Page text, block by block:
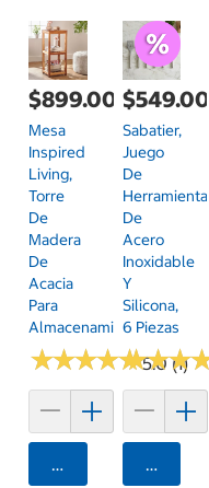
$899.00
Mesa
Inspired
Living,
Torre
De
Madera
De
Acacia
Para
Almacenamiento
★★★★★
★★★★★5.0 (1)
Agregar
$549.00
Sabatier,
Juego
De
Herramientas
De
Acero
Inoxidable
Y
Silicona,
6 Piezas
★★★
★★★
Agregar